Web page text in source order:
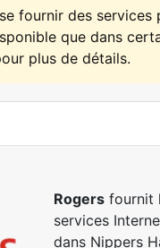
fournir des
que dans
plus de détails.
Rogersfournit
services
dans Nippers